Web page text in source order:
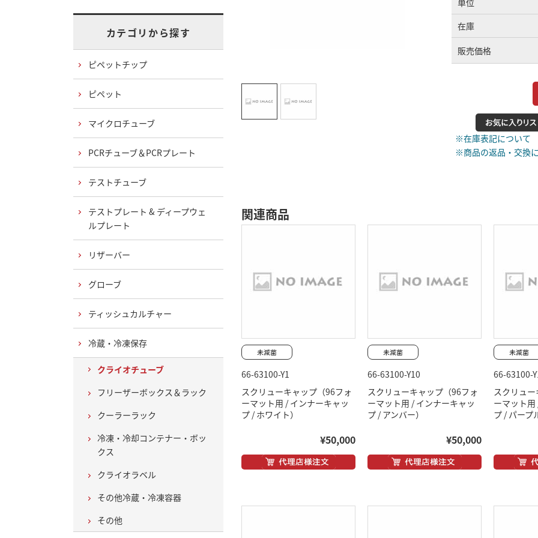
単位
在庫
販売価格
※在庫表記について
※商品の返品・交換
関連商品
66-63100-Y1
スクリューキャップ（96フォ
ーマット用 / インナーキャッ
プ / ホワイト）
¥50,000
66-63100-Y10
スクリューキャップ（96フォ
ーマット用 / インナーキャッ
プ / アンバー）
¥50,000
66-63100-
スクリュ
ーマット
プ / パープ
カテゴリから探す
ピペットチップ
ピペット
マイクロチューブ
PCRチューブ＆PCRプレート
テストチューブ
テストプレート & ディープウェ
ルプレート
リザーバー
グローブ
ティッシュカルチャー
冷蔵・冷凍保存
クライオチューブ
フリーザーボックス＆ラック
クーラーラック
冷凍・冷却コンテナー・ボッ
クス
クライオラベル
その他冷蔵・冷凍容器
その他